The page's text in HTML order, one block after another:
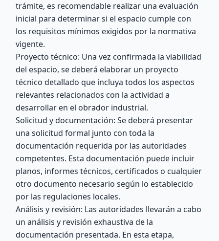
trámite, es recomendable realizar una evaluación
inicial para determinar si el espacio cumple con
los requisitos mínimos exigidos por la normativa
vigente.
Proyecto técnico: Una vez confirmada la viabilidad
del espacio, se deberá elaborar un proyecto
técnico detallado que incluya todos los aspectos
relevantes relacionados con la actividad a
desarrollar en el obrador industrial.
Solicitud y documentación: Se deberá presentar
una solicitud formal junto con toda la
documentación requerida por las autoridades
competentes. Esta documentación puede incluir
planos, informes técnicos, certificados o cualquier
otro documento necesario según lo establecido
por las regulaciones locales.
Análisis y revisión: Las autoridades llevarán a cabo
un análisis y revisión exhaustiva de la
documentación presentada. En esta etapa,